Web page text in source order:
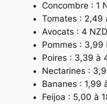
Concombre : 1
Tomates : 2,49
Avocats : 4
Pommes : 3,99
Poires : 3,39 à
Nectarines :
Bananes : 1,99
Feijoa : 5,00 à